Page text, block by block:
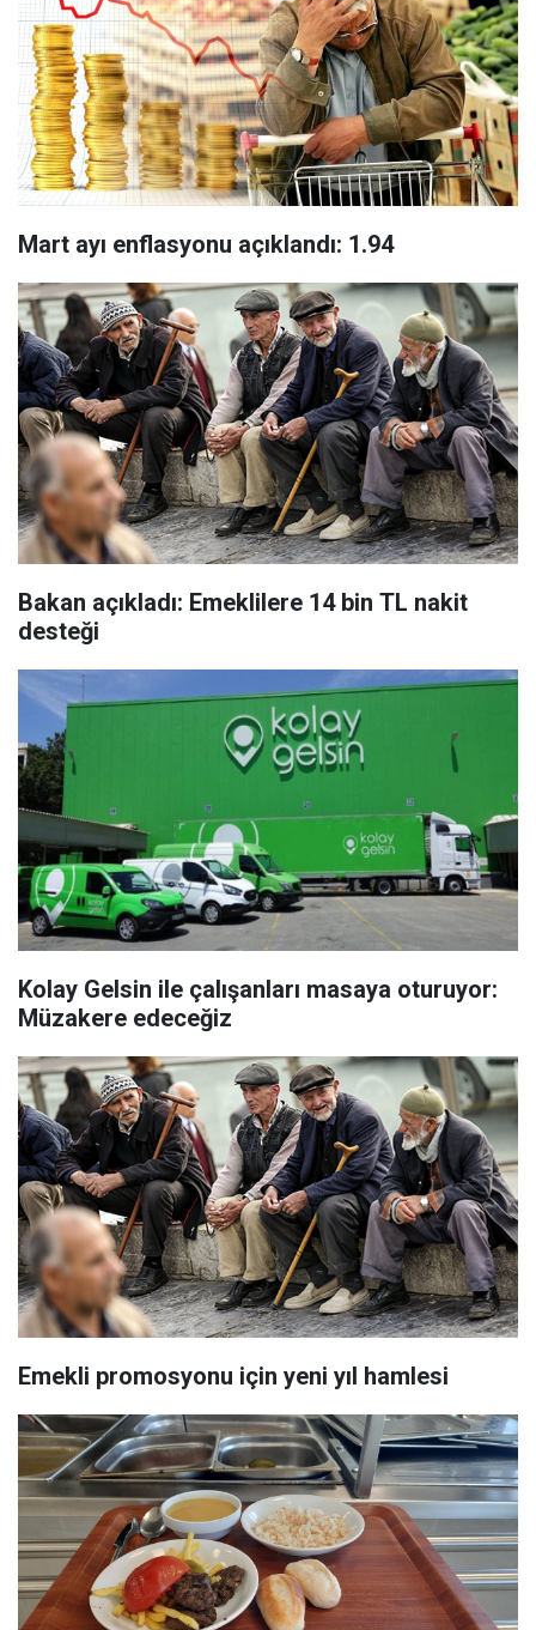
Mart ayı enflasyonu açıklandı: 1.94
Bakan açıkladı: Emeklilere 14 bin TL nakit
desteği
Kolay Gelsin ile çalışanları masaya oturuyor:
Müzakere edeceğiz
Emekli promosyonu için yeni yıl hamlesi